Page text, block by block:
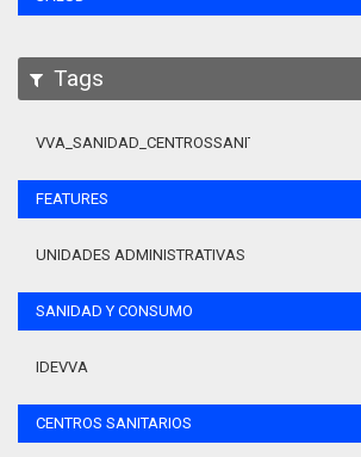
Tags
VVA_SANIDAD_CENTROSSANITARIOS_105
FEATURES
UNIDADES ADMINISTRATIVAS
SANIDAD Y CONSUMO
IDEVVA
CENTROS SANITARIOS